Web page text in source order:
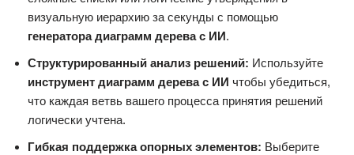
визуальную иерархию за секунды с помощью
генератора диаграмм дерева с ИИ.
Структурированный анализ решений: Используйте
инструмент диаграмм дерева с ИИ чтобы убедиться,
что каждая ветвь вашего процесса принятия решений
логически учтена.
Гибкая поддержка опорных элементов: Выберите